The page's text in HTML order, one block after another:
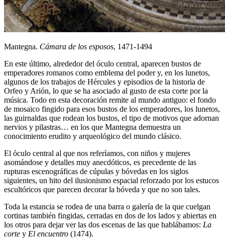
Mantegna. Cámara de los esposos, 1471-1494
En este último, alrededor del óculo central, aparecen bustos de
emperadores romanos como emblema del poder y, en los lunetos,
algunos de los trabajos de Hércules y episodios de la historia de
Orfeo y Arión, lo que se ha asociado al gusto de esta corte por la
música. Todo en esta decoración remite al mundo antiguo: el fondo
de mosaico fingido para esos bustos de los emperadores, los lunetos,
las guirnaldas que rodean los bustos, el tipo de motivos que adornan
nervios y pilastras… en los que Mantegna demuestra un
conocimiento erudito y arqueológico del mundo clásico.
El óculo central al que nos referíamos, con niños y mujeres
asomándose y detalles muy anecdóticos, es precedente de las
rupturas escenográficas de cúpulas y bóvedas en los siglos
siguientes, un hito del ilusionismo espacial reforzado por los estucos
escultóricos que parecen decorar la bóveda y que no son tales.
Toda la estancia se rodea de una barra o galería de la que cuelgan
cortinas también fingidas, cerradas en dos de los lados y abiertas en
los otros para dejar ver las dos escenas de las que hablábamos: La
corte y El encuentro (1474).